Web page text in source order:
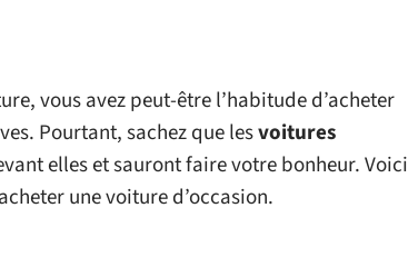
vous avez peut-être l’habitude d’acheter
Pourtant, sachez que lesvoitures
elles et sauront faire votre bonheur. Voici
une voiture d’occasion.